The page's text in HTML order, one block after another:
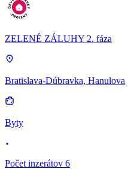
ZELENÉ ZÁLUHY 2. fáza
Bratislava-Dúbravka, Hanulova
Byty
Počet inzerátov 6